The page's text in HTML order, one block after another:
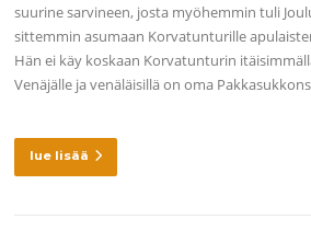
suurine sarvineen, josta myöhemmin tuli
sittemmin asumaan Korvatunturille
Hän ei käy koskaan Korvatunturin
Venäjälle ja venäläisillä on oma
lue lisää